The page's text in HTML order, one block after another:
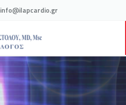
info@ilapcardio.gr